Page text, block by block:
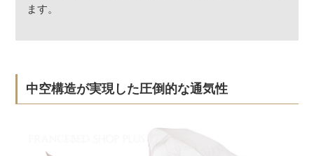
ます。
中空構造が実現した圧倒的な通気性